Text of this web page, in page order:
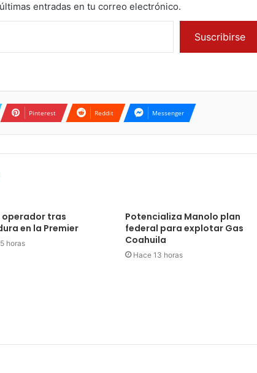
entradas en tu correo electrónico.
Suscribirse
Pinterest Reddit Messenger
operador tras
en la Premier
horas
Potencializa Manolo plan
federal para explotar Gas
Coahuila
Hace 13 horas